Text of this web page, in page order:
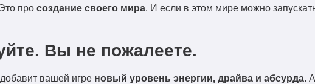
про создание своего мира. И если в этом мире можно
Вы не пожалеете.
вашей игре новый уровень энергии, драйва и абсурда.